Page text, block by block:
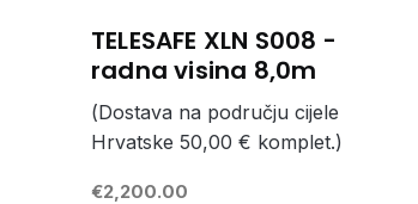
TELESAFE XLN S008 -
radna visina 8,0m
(Dostava na području cijele
Hrvatske 50,00 € komplet.)
€2,200.00